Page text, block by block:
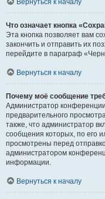
Вернуться к началу
Что означает кнопка
Эта кнопка позволяет вам
закончить и отправить их
перейдите в параграф
Вернуться к началу
Почему моё сообщение
Администратор
предварительного
также, что администратор
сообщения которых, по его
просмотрены перед
администратором
информации.
Вернуться к началу